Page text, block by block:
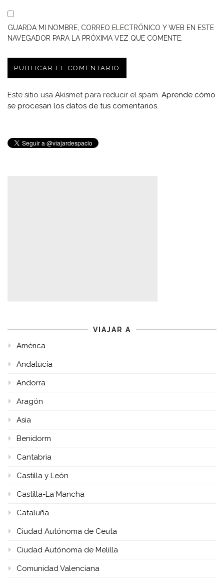
GUARDA MI NOMBRE, CORREO ELECTRÓNICO Y WEB EN ESTE
NAVEGADOR PARA LA PRÓXIMA VEZ QUE COMENTE.
Este sitio usa Akismet para reducir el spam. Aprende cómo
se procesan los datos de tus comentarios.
VIAJAR A
América
Andalucía
Andorra
Aragón
Asia
Benidorm
Cantabria
Castilla y León
Castilla-La Mancha
Cataluña
Ciudad Autónoma de Ceuta
Ciudad Autónoma de Melilla
Comunidad Valenciana